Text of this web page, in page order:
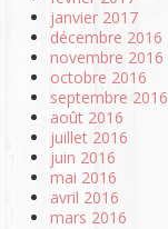
janvier 2017
décembre 2016
novembre 2016
octobre 2016
septembre 2016
août 2016
juillet 2016
juin 2016
mai 2016
avril 2016
mars 2016